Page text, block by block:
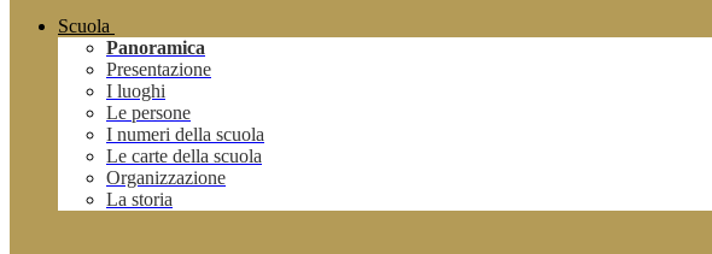
Scuola
Panoramica
Presentazione
I luoghi
Le persone
I numeri della scuola
Le carte della scuola
Organizzazione
La storia